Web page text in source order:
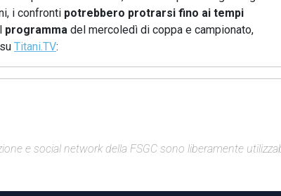
i confronti potrebbero protrarsi fino ai tempi
programma del mercoledì di coppa e campionato,
Titani.TV:
e social network della FSGC sono liberamente